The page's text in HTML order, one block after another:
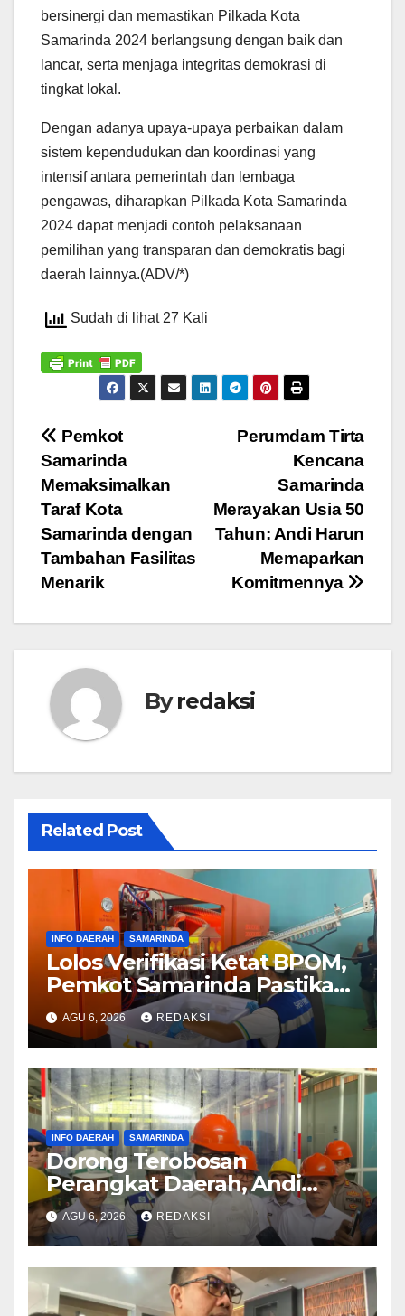
bersinergi dan memastikan Pilkada Kota
Samarinda 2024 berlangsung dengan baik dan
lancar, serta menjaga integritas demokrasi di
tingkat lokal.
Dengan adanya upaya-upaya perbaikan dalam
sistem kependudukan dan koordinasi yang
intensif antara pemerintah dan lembaga
pengawas, diharapkan Pilkada Kota Samarinda
2024 dapat menjadi contoh pelaksanaan
pemilihan yang transparan dan demokratis bagi
daerah lainnya.(ADV/*)
Sudah di lihat 27 Kali
Navigasi
pos
Perumdam Tirta
Kencana
Samarinda
Merayakan Usia 50
Tahun: Andi Harun
Memaparkan
Komitmennya
Pemkot
Samarinda
Memaksimalkan
Taraf Kota
Samarinda dengan
Tambahan Fasilitas
Menarik
Byredaksi
Related Post
INFO DAERAH SAMARINDA
Lolos Verifikasi Ketat BPOM,
Pemkot Samarinda Pastikan
SAMAQUA Siap Bersaing
Sehat di Pasar Lokal
AGU 6, 2026 REDAKSI
INFO DAERAH SAMARINDA
Dorong Terobosan
Perangkat Daerah, Andi
Harun Apresiasi
Pembangunan TPI Modern
dan Cold Storage Harapan
Baru
AGU 6, 2026 REDAKSI